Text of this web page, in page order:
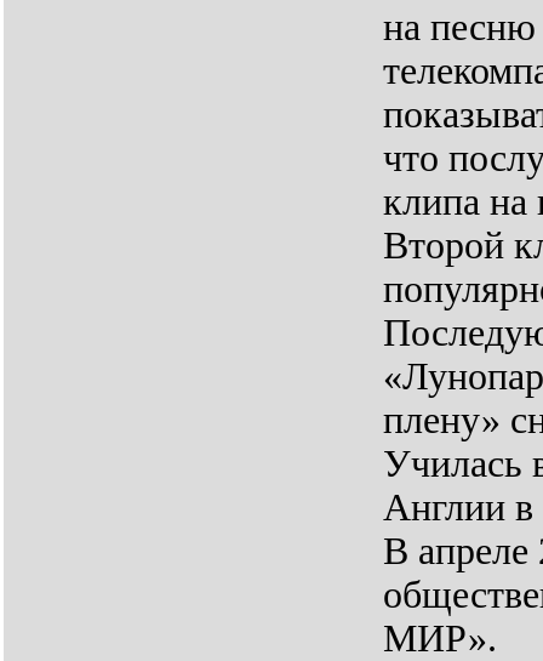
на песню
что
клипа
Второй
плену»
Училась
Англии в
В апреле
МИР».